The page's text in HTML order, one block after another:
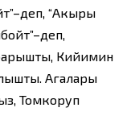
“Акыры
Кийимин
Агалары
Томкоруп